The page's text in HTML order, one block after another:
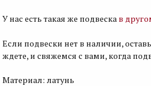
У нас есть такая же подвеска в
Если подвески нет в наличии,
ждете, и свяжемся с вами, когда
Материал: латунь